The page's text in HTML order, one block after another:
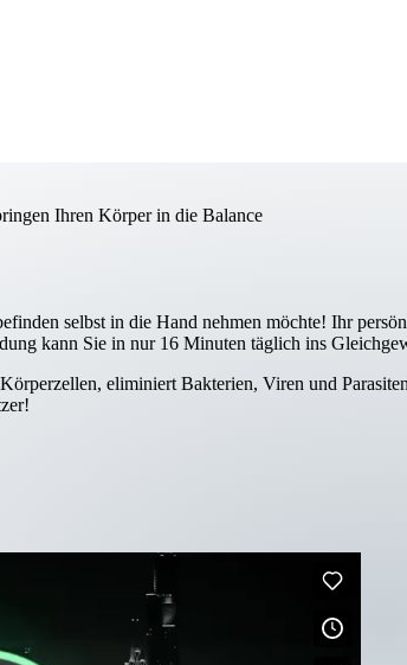
Ihren Körper in die Balance
selbst in die Hand nehmen möchte! Ihr
kann Sie in nur 16 Minuten täglich ins
eliminiert Bakterien, Viren und